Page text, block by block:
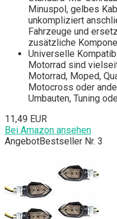
Minuspol, gelbes
unkompliziert
Fahrzeuge und
zusätzliche
Universelle
Motorrad sind
Motorrad, Moped,
Motocross oder
Umbauten, Tuning
11,49 EUR
Bei Amazon ansehen
AngebotBestseller Nr. 3